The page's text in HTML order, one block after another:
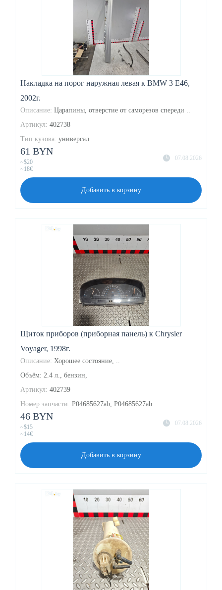
Накладка на порог наружная левая к BMW 3 E46,
2002г.
Описание: Царапины, отверстие от саморезов спереди ..
Артикул: 402738
Тип кузова: универсал
07.08.2026
61 BYN
~$20
~18€
Добавить в корзину
Щиток приборов (приборная панель) к Chrysler
Voyager, 1998г.
Описание: Хорошее состояние, ..
Объём: 2.4 л., бензин,
Артикул: 402739
Номер запчасти: P04685627ab, P04685627ab
07.08.2026
46 BYN
~$15
~14€
Добавить в корзину